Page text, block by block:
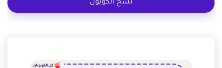
نسخ الكوبون